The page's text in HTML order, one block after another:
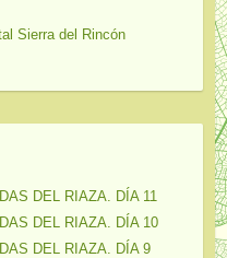
Sierra del Rincón
DEL RIAZA. DÍA 11
DEL RIAZA. DÍA 10
DEL RIAZA. DÍA 9